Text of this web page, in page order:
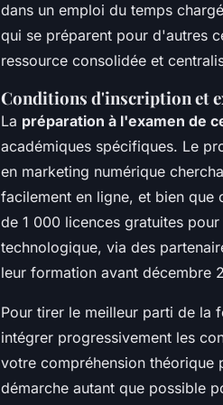
dans un emploi du temps
qui se préparent pour d'autres
ressource consolidée et
Conditions d'inscription et
La préparation à l'examen de
académiques spécifiques. Le
en marketing numérique
facilement en ligne, et bien que
de 1 000 licences gratuites
technologique, via des
leur formation avant décembre
Pour tirer le meilleur parti de la
intégrer progressivement les
votre compréhension théorique
démarche autant que possible